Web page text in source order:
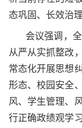
态巩固、长效治
会议强调，
从严从实抓整改
常态化开展思想
形态、校园安全
风、学生管理、
行正确政绩观学